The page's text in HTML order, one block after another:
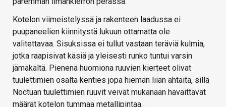
Kotelon viimeistelyssä ja rakenteen laadussa ei
puupaneelien kiinnitystä lukuun ottamatta ole
valitettavaa. Sisuksissa ei tullut vastaan teräviä kulmia,
jotka raapisivat käsiä ja yleisesti runko tuntui varsin
jämäkältä. Pienenä huomiona ruuvien kierteet olivat
tuulettimien osalta kenties jopa hieman liian ahtaita, sillä
Noctuan tuulettimien ruuvit veivät mukanaan havaittavat
määrät kotelon tummaa metallipintaa.